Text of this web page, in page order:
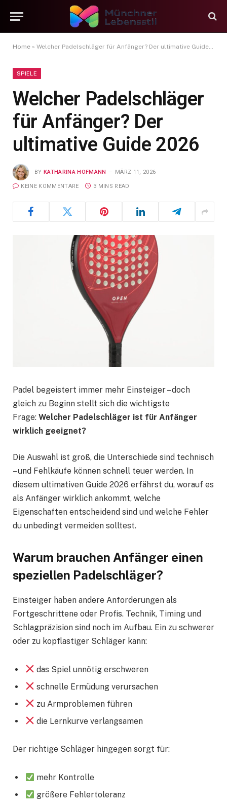
Home » Welcher Padelschläger für Anfänger? Der ultimative Guide 2026
SPIELE
Welcher Padelschläger
für Anfänger? Der
ultimative Guide 2026
BY KATHARINA HOFMANN MÄRZ 11, 2026
KEINE KOMMENTARE 3 MINS READ
Padel begeistert immer mehr Einsteiger – doch
gleich zu Beginn stellt sich die wichtigste
Frage: Welcher Padelschläger ist für Anfänger
wirklich geeignet?
Die Auswahl ist groß, die Unterschiede sind technisch
– und Fehlkäufe können schnell teuer werden. In
diesem ultimativen Guide 2026 erfährst du, worauf es
als Anfänger wirklich ankommt, welche
Eigenschaften entscheidend sind und welche Fehler
du unbedingt vermeiden solltest.
Warum brauchen Anfänger einen
speziellen Padelschläger?
Einsteiger haben andere Anforderungen als
Fortgeschrittene oder Profis. Technik, Timing und
Schlagpräzision sind noch im Aufbau. Ein zu schwerer
oder zu kopflastiger Schläger kann:
das Spiel unnötig erschweren
schnelle Ermüdung verursachen
zu Armproblemen führen
die Lernkurve verlangsamen
Der richtige Schläger hingegen sorgt für:
mehr Kontrolle
größere Fehlertoleranz